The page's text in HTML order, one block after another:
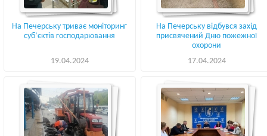
На Печерську триває моніторинг
суб’єктів господарювання
19.04.2024
На Печерську відбувся захід
присвячений Дню пожежної
охорони
17.04.2024